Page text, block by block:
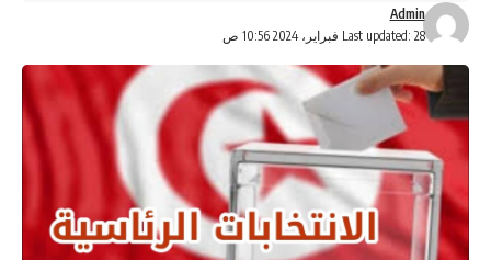
Last updated: 28 فبراير، 2024 10:56 ص
Admin